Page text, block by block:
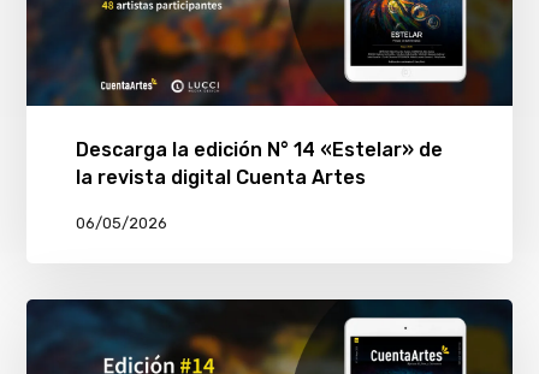
Descarga la edición N° 14 «Estelar» de
la revista digital Cuenta Artes
06/05/2026